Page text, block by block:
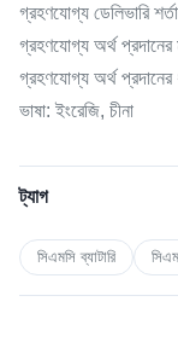
গ্রহণযোগ্য ডেলিভারি
গ্রহণযোগ্য অর্থ
গ্রহণযোগ্য অর্থ প্রদানের
ভাষা: ইংরেজি, চীনা
ট্যাগ
সিএমসি ব্যাটারি